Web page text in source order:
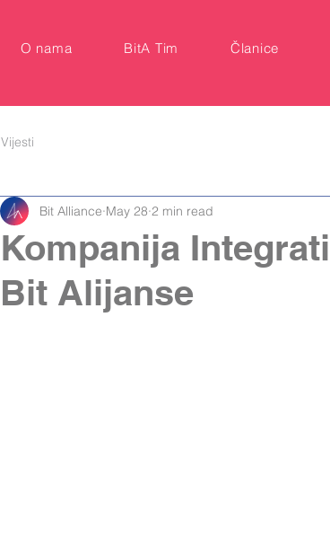
O nama BitA Tim Članice
Vijesti
Kompanija
Bit Alijanse
Bit Alliance May 28 2 min read